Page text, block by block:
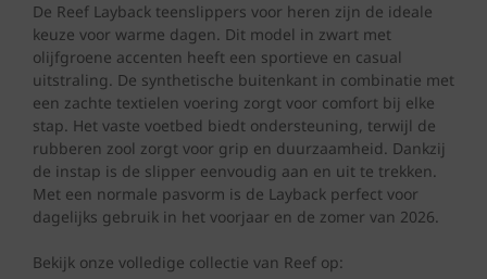
De Reef Layback teenslippers voor heren zijn de ideale
keuze voor warme dagen. Dit model in zwart met
olijfgroene accenten heeft een sportieve en casual
uitstraling. De synthetische buitenkant in combinatie met
een zachte textielen voering zorgt voor comfort bij elke
stap. Het vaste voetbed biedt ondersteuning, terwijl de
rubberen zool zorgt voor grip en duurzaamheid. Dankzij
de instap is de slipper eenvoudig aan en uit te trekken.
Met een normale pasvorm is de Layback perfect voor
dagelijks gebruik in het voorjaar en de zomer van 2026.
Bekijk onze volledige collectie van Reef op: